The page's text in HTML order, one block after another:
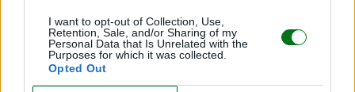
I want to opt-out of Collection, Use,
Retention, Sale, and/or Sharing of my
Personal Data that Is Unrelated with the
Purposes for which it was collected.
Opted Out
LEER